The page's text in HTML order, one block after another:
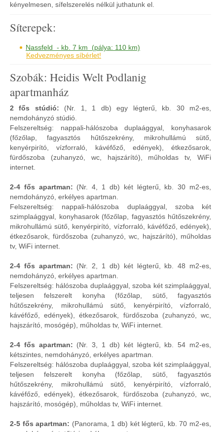
kényelmesen, sífelszerelés nélkül juthatunk el.
Síterepek:
Nassfeld - kb. 7 km (pálya: 110 km)
Kedvezményes síbérlet!
Szobák: Heidis Welt Podlanig
apartmanház
2 fős stúdió: (Nr. 1, 1 db) egy légterű, kb. 30 m2-es,
nemdohányzó stúdió.
Felszereltség: nappali-hálószoba duplaággyal, konyhasarok
(főzőlap, fagyasztós hűtőszekrény, mikrohullámú sütő,
kenyérpirító, vízforraló, kávéfőző, edények), étkezősarok,
fürdőszoba (zuhanyzó, wc, hajszárító), műholdas tv, WiFi
internet.
2-4 fős apartman: (Nr. 4, 1 db) két légterű, kb. 30 m2-es,
nemdohányzó, erkélyes apartman.
Felszereltség: nappali-hálószoba duplaággyal, szoba két
szimplaággyal, konyhasarok (főzőlap, fagyasztós hűtőszekrény,
mikrohullámú sütő, kenyérpirító, vízforraló, kávéfőző, edények),
étkezősarok, fürdőszoba (zuhanyzó, wc, hajszárító), műholdas
tv, WiFi internet.
2-4 fős apartman: (Nr. 2, 1 db) két légterű, kb. 48 m2-es,
nemdohányzó, erkélyes apartman.
Felszereltség: hálószoba duplaággyal, szoba két szimplaággyal,
teljesen felszerelt konyha (főzőlap, sütő, fagyasztós
hűtőszekrény, mikrohullámú sütő, kenyérpirító, vízforraló,
kávéfőző, edények), étkezősarok, fürdőszoba (zuhanyzó, wc,
hajszárító, mosógép), műholdas tv, WiFi internet.
2-4 fős apartman: (Nr. 3, 1 db) két légterű, kb. 54 m2-es,
kétszintes, nemdohányzó, erkélyes apartman.
Felszereltség: hálószoba duplaággyal, szoba két szimplaággyal,
teljesen felszerelt konyha (főzőlap, sütő, fagyasztós
hűtőszekrény, mikrohullámú sütő, kenyérpirító, vízforraló,
kávéfőző, edények), étkezősarok, fürdőszoba (zuhanyzó, wc,
hajszárító, mosógép), műholdas tv, WiFi internet.
2-5 fős apartman: (Panorama, 1 db) két légterű, kb. 70 m2-es,